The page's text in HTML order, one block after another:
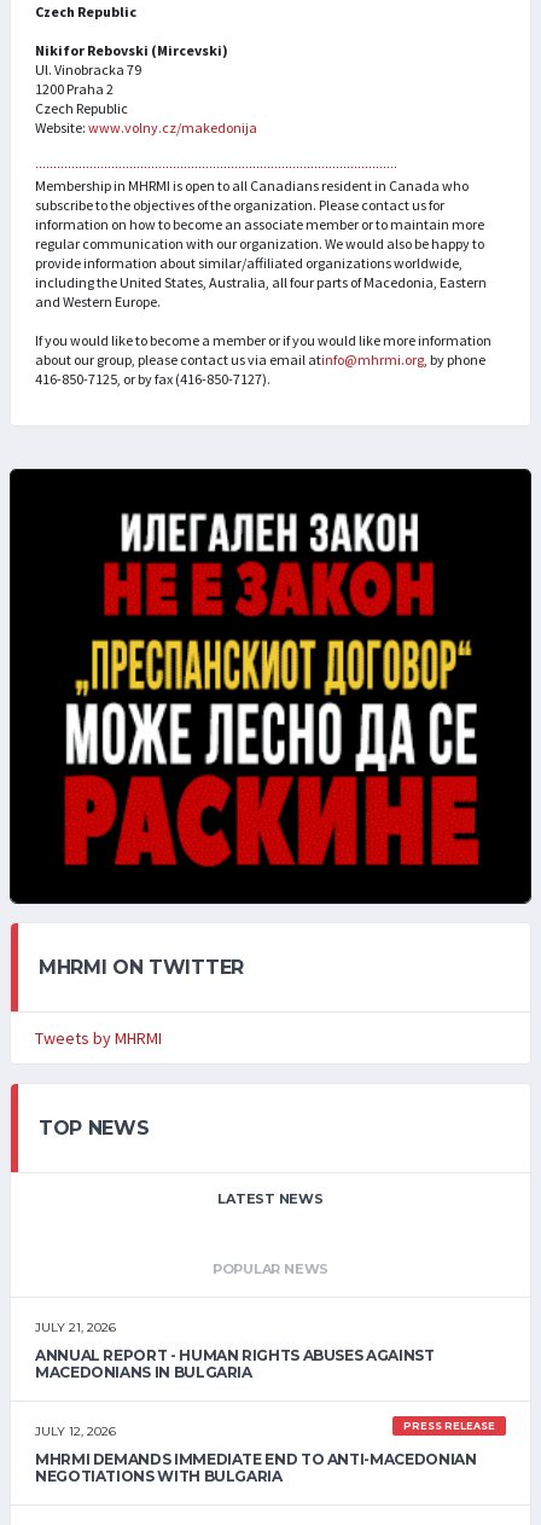
Czech Republic
Nikifor Rebovski (Mircevski)
Ul. Vinobracka 79
1200 Praha 2
Czech Republic
Website: www.volny.cz/makedonija
Membership in MHRMI is open to all Canadians resident in Canada who
subscribe to the objectives of the organization. Please contact us for
information on how to become an associate member or to maintain more
regular communication with our organization. We would also be happy to
provide information about similar/affiliated organizations worldwide,
including the United States, Australia, all four parts of Macedonia, Eastern
and Western Europe.
If you would like to become a member or if you would like more information
about our group, please contact us via email atinfo@mhrmi.org , by phone
416-850-7125, or by fax (416-850-7127).
MHRMI ON TWITTER
Tweets by MHRMI
TOP NEWS
LATEST NEWS
POPULAR NEWS
JULY 21, 2026
ANNUAL REPORT - HUMAN RIGHTS ABUSES AGAINST
MACEDONIANS IN BULGARIA
JULY 12, 2026 PRESS RELEASE
MHRMI DEMANDS IMMEDIATE END TO ANTI-MACEDONIAN
NEGOTIATIONS WITH BULGARIA